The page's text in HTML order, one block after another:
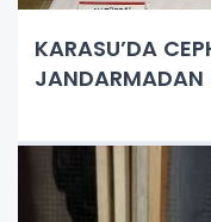
KARASU’DA
JANDARMADAN